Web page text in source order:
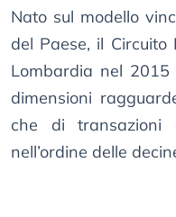
Nato sul modello
del Paese, il
Lombardia nel
dimensioni
che di transazioni
nell’ordine delle